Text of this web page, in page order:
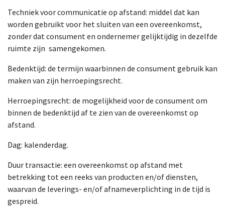
​Techniek voor communicatie op afstand: middel dat kan
worden gebruikt voor het sluiten van een overeenkomst,
zonder dat consument en ondernemer gelijktijdig in dezelfde
ruimte zijn ​samengekomen.
​Bedenktijd: de termijn waarbinnen de consument gebruik kan
maken van zijn herroepingsrecht.
Herroepingsrecht: de mogelijkheid voor de consument om
binnen de bedenktijd af te zien van de overeenkomst op
afstand.
​Dag: kalenderdag.
Duur transactie: een overeenkomst op afstand met
betrekking tot een reeks van producten en/of diensten,
waarvan de leverings- en/of afnameverplichting in de tijd is
gespreid.